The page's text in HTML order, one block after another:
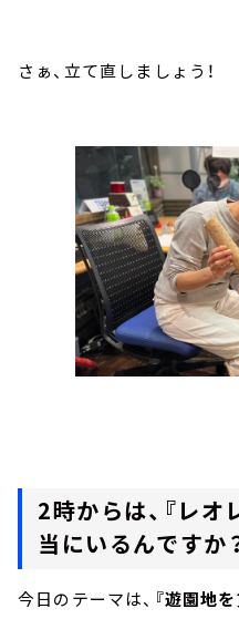
さぁ、立て直しましょう！
2時からは、『レオ
当にいるんですか？
今日のテーマは、 『遊園地